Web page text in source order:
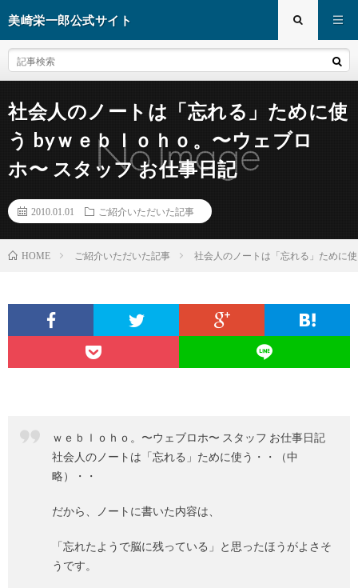
美崎栄一郎公式サイト
社会人のノートは「忘れる」ために使
う byｗｅｂｌｏｈｏ。〜ウェブロ
ホ〜 スタッフ お仕事日記
2010.01.01 ご紹介いただいた記事
HOME ご紹介いただいた記事 社会人のノートは「忘れる」ために
ｗｅｂｌｏｈｏ。〜ウェブロホ〜 スタッフ お仕事日記
社会人のノートは「忘れる」ために使う ・・（中
略）・・
だから、ノートに書いた内容は、
「忘れたようで脳に残っている」と思ったほうがよさそ
うです。